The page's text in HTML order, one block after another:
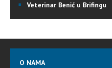
Veterinar Benić u Brifingu
O NAMA